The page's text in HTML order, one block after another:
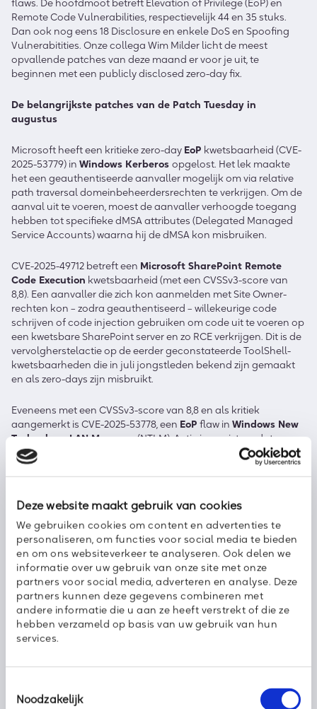
Deze website maakt gebruik van cookies
We gebruiken cookies om content en advertenties te
personaliseren, om functies voor social media te bieden
en om ons websiteverkeer te analyseren. Ook delen we
informatie over uw gebruik van onze site met onze
partners voor social media, adverteren en analyse. Deze
partners kunnen deze gegevens combineren met
andere informatie die u aan ze heeft verstrekt of die ze
hebben verzameld op basis van uw gebruik van hun
services.
Noodzakelijk
flaws. De hoofdmoot betreft Elevation of Privilege (EoP) en
Remote Code Vulnerabilities, respectievelijk 44 en 35 stuks.
Dan ook nog eens 18 Disclosure en enkele DoS en Spoofing
Vulnerabitities. Onze collega Wim Milder licht de meest
opvallende patches van deze maand er voor je uit, te
beginnen met een publicly disclosed zero-day fix.
De belangrijkste patches van de Patch Tuesday in
augustus
Microsoft heeft een kritieke zero-day EoP kwetsbaarheid (CVE-
2025-53779) in Windows Kerberos opgelost. Het lek maakte
het een geauthentiseerde aanvaller mogelijk om via relative
path traversal domeinbeheerdersrechten te verkrijgen. Om de
aanval uit te voeren, moest de aanvaller verhoogde toegang
hebben tot specifieke dMSA attributes (Delegated Managed
Service Accounts) waarna hij de dMSA kon misbruiken.
CVE-2025-49712 betreft een Microsoft SharePoint Remote
Code Execution kwetsbaarheid (met een CVSSv3-score van
8,8). Een aanvaller die zich kon aanmelden met Site Owner-
rechten kon – zodra geauthentiseerd – willekeurige code
schrijven of code injection gebruiken om code uit te voeren op
een kwetsbare SharePoint server en zo RCE verkrijgen. Dit is de
vervolgherstelactie op de eerder geconstateerde ToolShell-
kwetsbaarheden die in juli jongstleden bekend zijn gemaakt
en als zero-days zijn misbruikt.
Eveneens met een CVSSv3-score van 8,8 en als kritiek
aangemerkt is CVE-2025-53778, een EoP flaw in Windows New
Technology LAN Manager(NTLM). Actie is vereist omdat
succesvolle exploitatie een aanvaller in staat stelt privileges te
verhogen naar SYSTEM-niveau. Dit is de tweede kritieke EoP
kwetsbaarheid in WindowsNTLMvan het jaar, nadat in januari
Verder zijn er oplossingen voor een viertal geconstateerde
problemen metMicrosoft Message Queuing (MSMQ) . Een
aanvaller die in staat is een speciaal samengesteld MSMQ-
pakket naar een kwetsbare server te sturen kancode
executionbereiken. Drie van de vier CVE’s (CVE-2025-53143,
CVE-2025-53144 en CVE-2025-53145) kennen een CVSSv3-score
van 8,8 en zijn als belangrijk aangemerkt. CVE-2025-50177
krijgt een score van 8,1 en deze laatste is ook als kritiek
beoordeeld. Aandacht vereist, dus patchen!
Zoals gezegd is de totale lijst nog een stuk langer én dan zijn
regelmatig met hun eigen updates en patches komen. Wil je